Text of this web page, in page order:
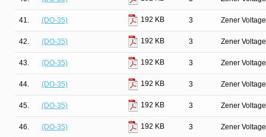
41. (DO-35) 192 KB 3 Zener
42. (DO-35) 192 KB 3 Zener
43. (DO-35) 192 KB 3 Zener
44. (DO-35) 192 KB 3 Zener
45. (DO-35) 192 KB 3 Zener
46. (DO-35) 192 KB 3 Zener